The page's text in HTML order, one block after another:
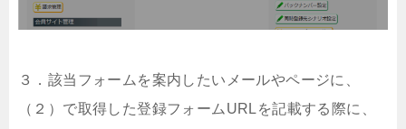
３．該当フォームを案内したいメールやページに、
（２）で取得した登録フォームURLを記載する際に、